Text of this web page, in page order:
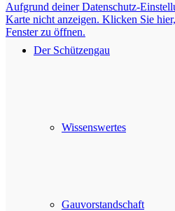
Der Schützengau
Wissenswertes
Gauvorstandschaft
Aufgrund deiner Datenschutz-
Karte nicht anzeigen. Klicken Sie
Fenster zu öffnen.